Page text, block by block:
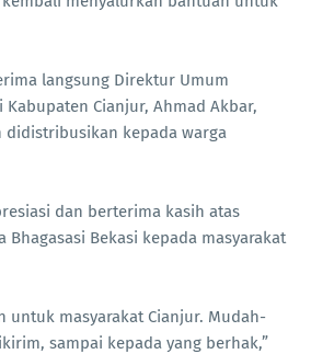
langsung Direktur Umum
Cianjur, Ahmad Akbar,
didistribusikan kepada warga
dan berterima kasih atas
Bhagasasi Bekasi kepada masyarakat
untuk masyarakat Cianjur. Mudah-
sampai kepada yang berhak,”